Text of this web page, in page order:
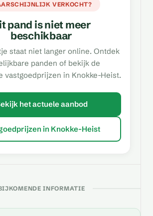
VERKOCHT?
pand is niet meer
beschikbaar
staat niet langer online. Ontdek
panden of bekijk de
vastgoedprijzen in Knokke-Heist.
het actuele aanbod
in Knokke-Heist
INFORMATIE